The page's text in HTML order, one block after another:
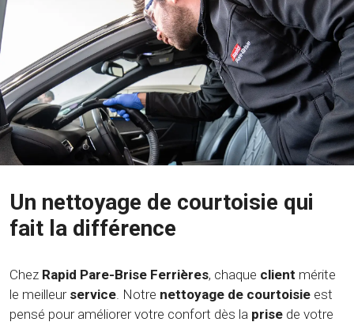
Un nettoyage de courtoisie qui
fait la différence
Chez Rapid Pare-Brise Ferrières, chaque client mérite
le meilleur service. Notre nettoyage de courtoisie est
pensé pour améliorer votre confort dès la prise de votre